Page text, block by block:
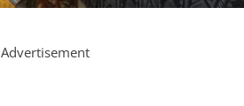
Advertisement